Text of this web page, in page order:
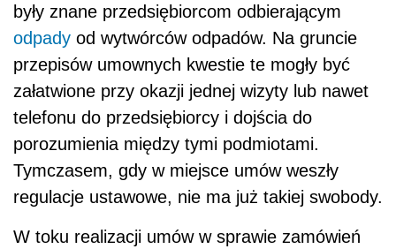
były znane przedsiębiorcom odbierającym
odpady od wytwórców odpadów. Na gruncie
przepisów umownych kwestie te mogły być
załatwione przy okazji jednej wizyty lub nawet
telefonu do przedsiębiorcy i dojścia do
porozumienia między tymi podmiotami.
Tymczasem, gdy w miejsce umów weszły
regulacje ustawowe, nie ma już takiej swobody.
W toku realizacji umów w sprawie zamówień